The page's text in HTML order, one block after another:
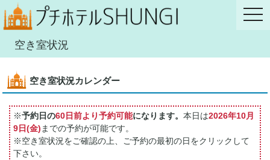
空き室状況
空き室状況カレンダー
※予約日の60日前より予約可能になります。本日は2026年10月
9日(金) までの予約が可能です。
※空き室状況をご確認の上、ご予約の最初の日をクリックして
下さい。